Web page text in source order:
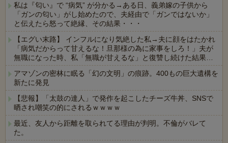
私は『匂い』で “病気” が分かる→ある日、義弟嫁の子供から
「ガンの匂い」がし始めたので、夫経由で「ガンではないか」
と伝えたら怒って絶縁、その結果・・・
【エグい末路】 インフルになり気絶した私→夫に顔をはたかれ
「病気だからって甘えるな！旦那様の為に家事をしろ！」夫が
無職になった時、私「無職が甘えるな」と復讐し続けた結果…
アマゾンの密林に眠る「幻の文明」の痕跡。400もの巨大遺構を
新たに発見
【悲報】「太鼓の達人」で発作を起こしたチーズ牛丼、SNSで
晒され嘲笑の的にされるｗｗｗｗ
最近、友人から距離を取られてる理由が判明。不倫がバレて
た。